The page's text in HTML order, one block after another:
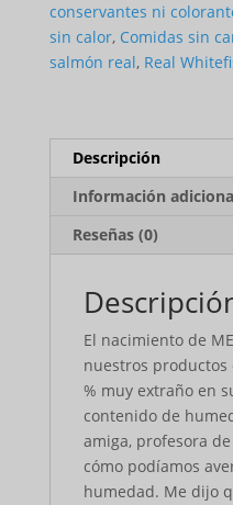
conservantes ni
sin calor, Comidas sin
salmón real, Real
Descripción
Información
Reseñas (0)
El nacimiento de
nuestros
% muy extraño en
contenido de
amiga, profesora
cómo podíamos
humedad. Me dijo